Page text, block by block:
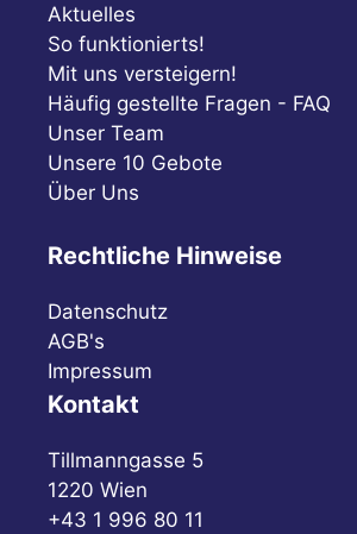
Aktuelles
So funktionierts!
Mit uns versteigern!
Häufig gestellte Fragen - FAQ
Unser Team
Unsere 10 Gebote
Über Uns
Rechtliche Hinweise
Datenschutz
AGB's
Impressum
Kontakt
Tillmanngasse 5
1220 Wien
+43 1 996 80 11